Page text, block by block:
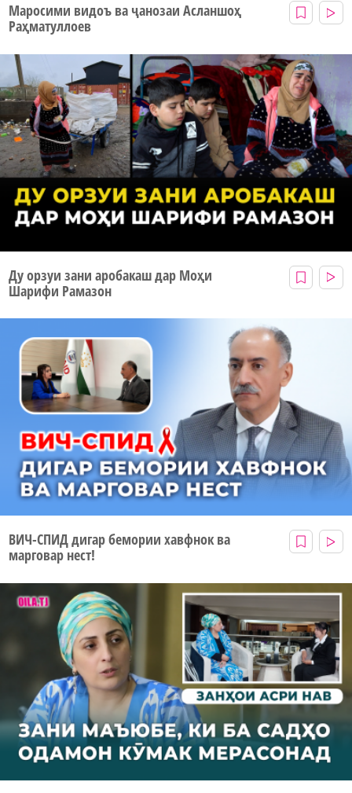
Маросими видоъ ва ҷанозаи Асланшоҳ
Раҳматуллоев
Ду орзуи зани аробакаш дар Моҳи
Шарифи Рамазон
ВИЧ-СПИД дигар бемории хавфнок ва
марговар нест!